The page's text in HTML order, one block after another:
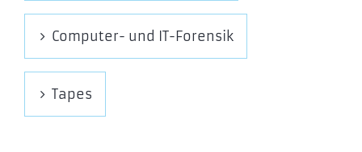
Computer- und IT-Forensik
Tapes